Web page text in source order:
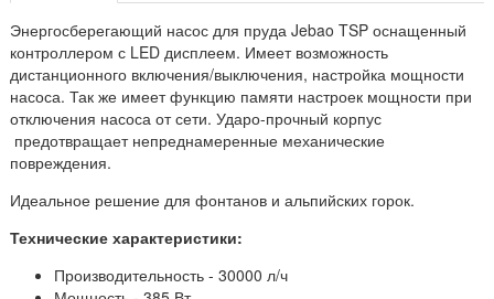
Энергосберегающий насос для пруда Jebao TSP оснащенный
контроллером с LED дисплеем. Имеет возможность
дистанционного включения/выключения, настройка мощности
насоса. Так же имеет функцию памяти настроек мощности при
отключения насоса от сети. Ударо-прочный корпус
предотвращает непреднамеренные механические
повреждения.
Идеальное решение для фонтанов и альпийских горок.
Технические характеристики:
Производительность - 30000 л/ч